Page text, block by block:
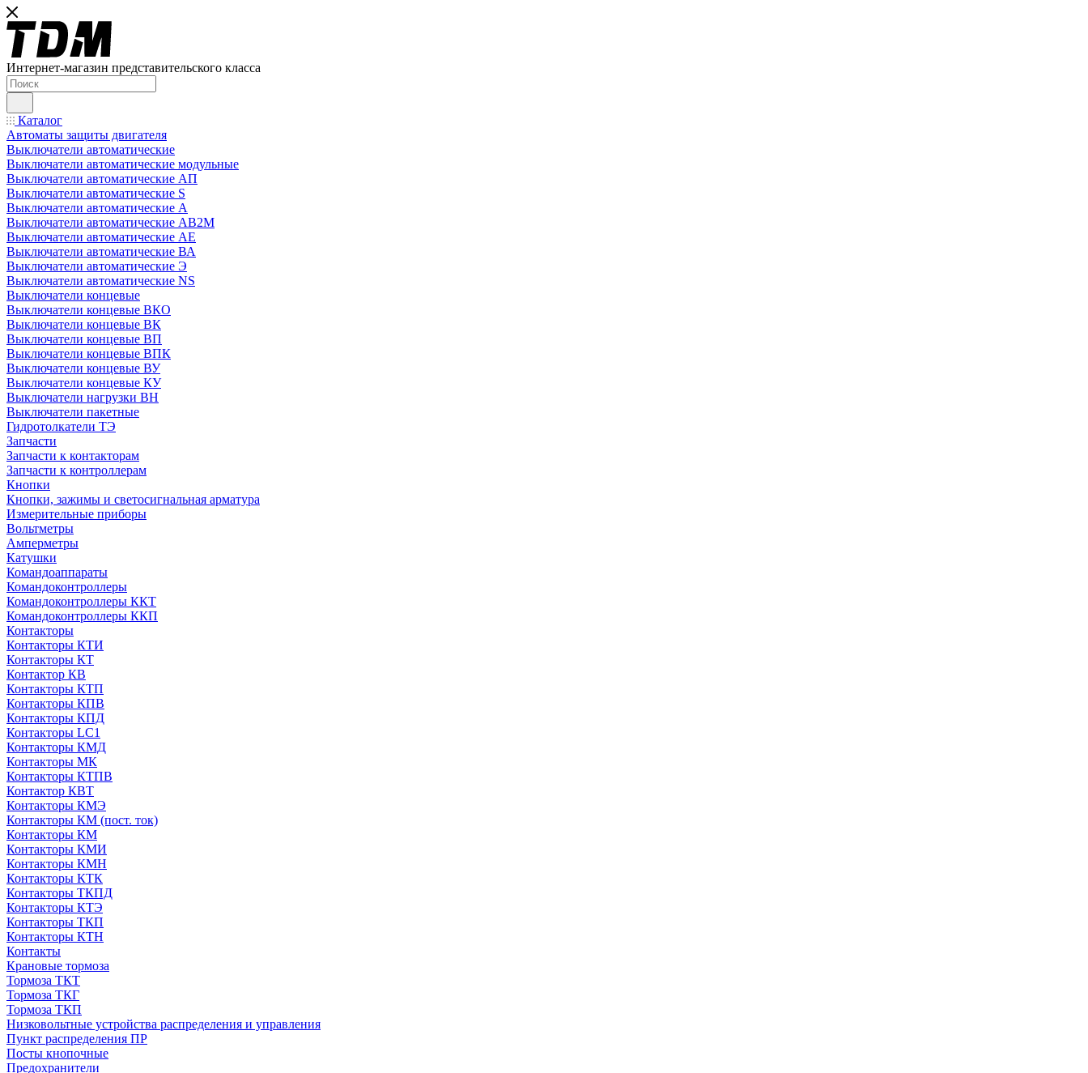
Интернет-магазин представительского класса
Каталог
Автоматы защиты двигателя
Выключатели автоматические
Выключатели автоматические модульные
Выключатели автоматические АП
Выключатели автоматические S
Выключатели автоматические А
Выключатели автоматические АВ2М
Выключатели автоматические АЕ
Выключатели автоматические ВА
Выключатели автоматические Э
Выключатели автоматические NS
Выключатели концевые
Выключатели концевые ВКО
Выключатели концевые ВК
Выключатели концевые ВП
Выключатели концевые ВПК
Выключатели концевые ВУ
Выключатели концевые КУ
Выключатели нагрузки ВН
Выключатели пакетные
Гидротолкатели ТЭ
Запчасти
Запчасти к контакторам
Запчасти к контроллерам
Кнопки
Кнопки, зажимы и светосигнальная арматура
Измерительные приборы
Вольтметры
Амперметры
Катушки
Командоаппараты
Командоконтроллеры
Командоконтроллеры ККТ
Командоконтроллеры ККП
Контакторы
Контакторы КТИ
Контакторы КТ
Контактор КВ
Контакторы КТП
Контакторы КПВ
Контакторы КПД
Контакторы LC1
Контакторы КМД
Контакторы МК
Контакторы КТПВ
Контактор КВТ
Контакторы КМЭ
Контакторы КМ (пост. ток)
Контакторы КМ
Контакторы КМИ
Контакторы КМН
Контакторы КТК
Контакторы ТКПД
Контакторы КТЭ
Контакторы ТКП
Контакторы КТН
Контакты
Крановые тормоза
Тормоза ТКТ
Тормоза ТКГ
Тормоза ТКП
Низковольтные устройства распределения и управления
Пункт распределения ПР
Посты кнопочные
Предохранители